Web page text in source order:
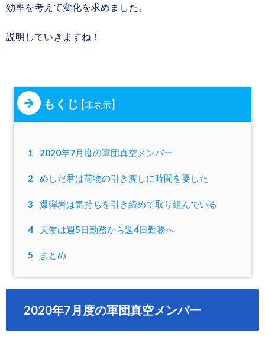
効率を考えて変化を求めました。
説明していきますね！
もくじ [非表示]
1 2020年7月度の軍団真空メンバー
2 めしだ君は荷物の引き渡しに時間を要した
3 爆弾岩は気持ちを引き締めて取り組んでいる
4 天使は週5日勤務から週4日勤務へ
5 まとめ
2020年7月度の軍団真空メンバー